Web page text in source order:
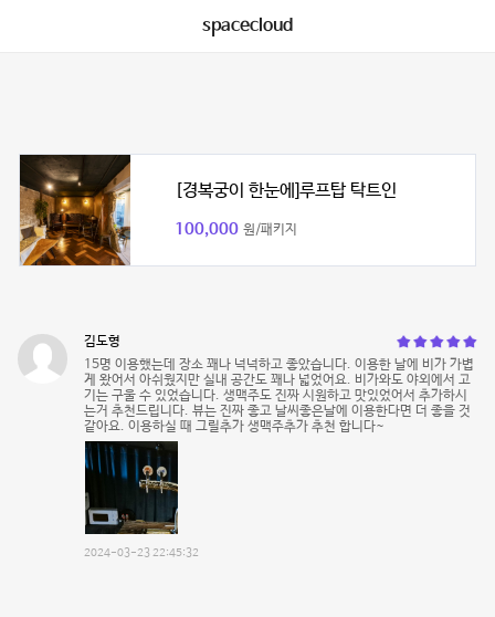
spacecloud
[경복궁이 한눈에]루프탑 탁트인
100,000 원/패키지
김도형
15명 이용했는데 장소 꽤나 넉넉하고 좋았습니다. 이용한 날에 비가 가볍
게 왔어서 아쉬웠지만 실내 공간도 꽤나 넓었어요. 비가와도 야외에서 고
기는 구울 수 있었습니다. 생맥주도 진짜 시원하고 맛있었어서 추가하시
는거 추천드립니다. 뷰는 진짜 좋고 날씨좋은날에 이용한다면 더 좋을 것
같아요. 이용하실 때 그릴추가 생맥주추가 추천 합니다~
2024-03-23 22:45:32